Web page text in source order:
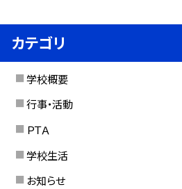
カテゴリ
学校概要
行事・活動
ＰＴＡ
学校生活
お知らせ